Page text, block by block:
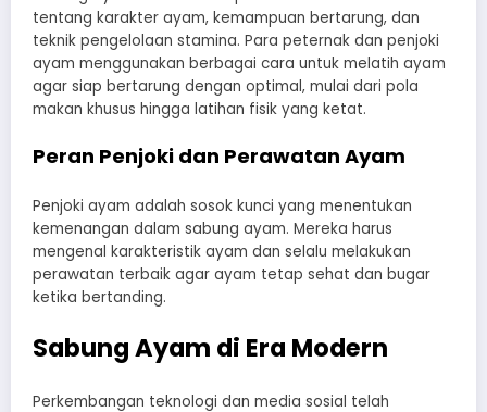
tentang karakter ayam, kemampuan bertarung, dan
teknik pengelolaan stamina. Para peternak dan penjoki
ayam menggunakan berbagai cara untuk melatih ayam
agar siap bertarung dengan optimal, mulai dari pola
makan khusus hingga latihan fisik yang ketat.
Peran Penjoki dan Perawatan Ayam
Penjoki ayam adalah sosok kunci yang menentukan
kemenangan dalam sabung ayam. Mereka harus
mengenal karakteristik ayam dan selalu melakukan
perawatan terbaik agar ayam tetap sehat dan bugar
ketika bertanding.
Sabung Ayam di Era Modern
Perkembangan teknologi dan media sosial telah